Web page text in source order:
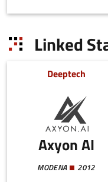
favorire la crescita
attr
Linked
Deeptech
Axyon AI
MODENA 2012